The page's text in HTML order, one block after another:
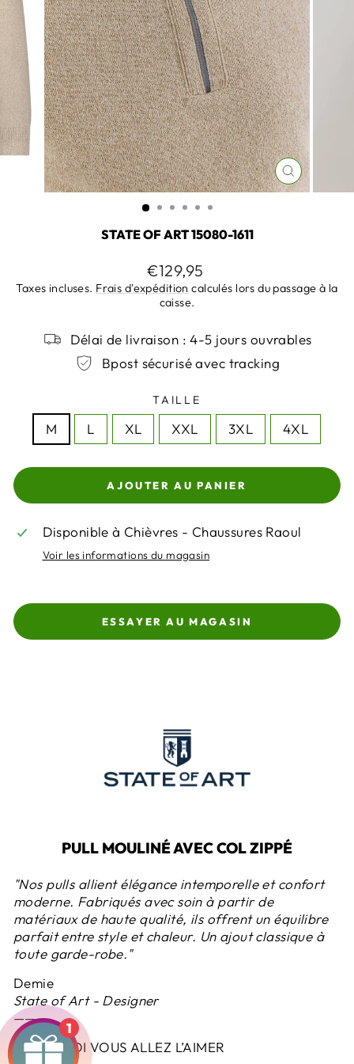
FERMER
(ESC)
STATE OF ART 15080-1611
Prix
régulier
€129,95
Taxes incluses. Frais d'expédition calculés lors du passage à la
caisse.
Délai de livraison : 4-5 jours ouvrables
Bpost sécurisé avec tracking
TAILLE
M L XL XXL 3XL 4XL
AJOUTER AU PANIER
Disponible à Chièvres - Chaussures Raoul
Voir les informations du magasin
ESSAYER AU MAGASIN
PULL MOULINÉ AVEC COL ZIPPÉ
"Nos pulls allient élégance intemporelle et confort
moderne. Fabriqués avec soin à partir de
matériaux de haute qualité, ils offrent un équilibre
parfait entre style et chaleur. Un ajout classique à
toute garde-robe."
Demie
State of Art - Designer
———
POURQUOI VOUS ALLEZ L’AIMER
1